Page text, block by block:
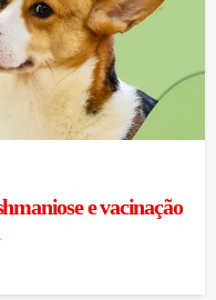
e vacinação